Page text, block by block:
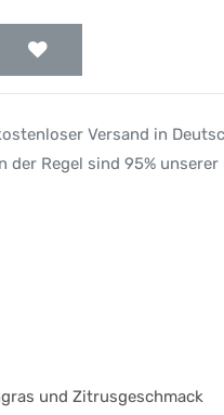
Versand in
der Regel sind 95%
und Zitrusgeschmack